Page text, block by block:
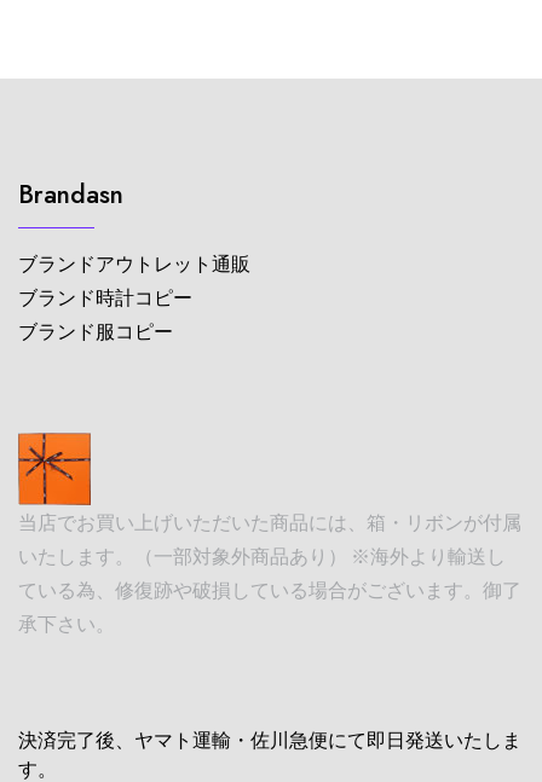
Brandasn
ブランドアウトレット通販
ブランド時計コピー
ブランド服コピー
当店でお買い上げいただいた商品には、箱・リボンが付属
いたします。（一部対象外商品あり） ※海外より輸送し
ている為、修復跡や破損している場合がございます。御了
承下さい。
決済完了後、ヤマト運輸・佐川急便にて即日発送いたしま
す。